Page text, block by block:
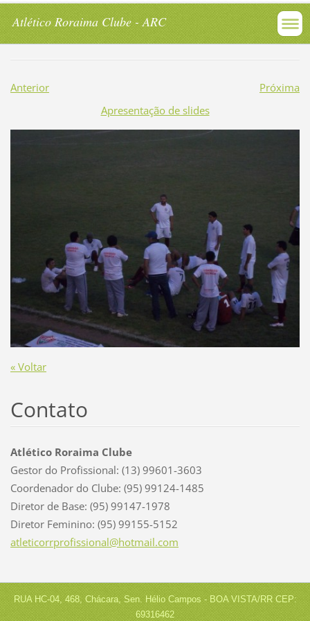
Atlético Roraima Clube - ARC
Anterior
Próxima
Apresentação de slides
« Voltar
Contato
Atlético Roraima Clube
Gestor do Profissional: (13) 99601-3603
Coordenador do Clube: (95) 99124-1485
Diretor de Base: (95) 99147-1978
Diretor Feminino: (95) 99155-5152
atleticorrprofissional@hotmail.com
RUA HC-04, 468, Chácara, Sen. Hélio Campos - BOA VISTA/RR CEP:
69316462